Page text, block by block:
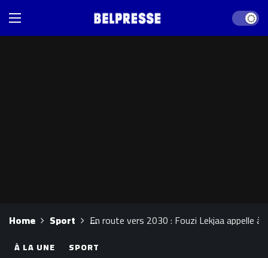
Dark
Home Sport En route vers 2030 : Fouzi Lekjaa appelle
À LA UNE SPORT